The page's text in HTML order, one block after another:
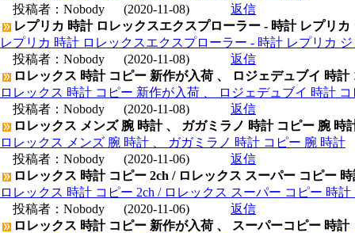
投稿者： Nobody (2020-11-08)
返信
レプリカ 時計 ロレックスエクスプローラー - 時計 レプリカ
レプリカ 時計 ロレックスエクスプローラー - 時計 レプリカ
投稿者： Nobody (2020-11-08)
返信
ロレックス 時計 コピー 新作が入荷 、 ロジェデュブイ 時計
ロレックス 時計 コピー 新作が入荷 、 ロジェデュブイ 時計
投稿者： Nobody (2020-11-08)
返信
ロレックス メンズ 腕 時計 、 ガガミラノ 時計 コピー 腕 時
ロレックス メンズ 腕 時計 、 ガガミラノ 時計 コピー 腕 時計
投稿者： Nobody (2020-11-06)
返信
ロレックス 時計 コピー 2ch / ロレックス スーパー コピー
ロレックス 時計 コピー 2ch / ロレックス スーパー コピー 時計
投稿者： Nobody (2020-11-06)
返信
ロレックス 時計 コピー 新作が入荷 、 スーパーコピー 時